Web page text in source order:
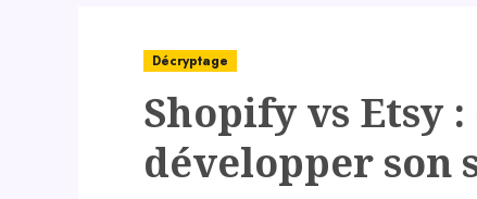
Décryptage
Shopify vs Etsy
développer son